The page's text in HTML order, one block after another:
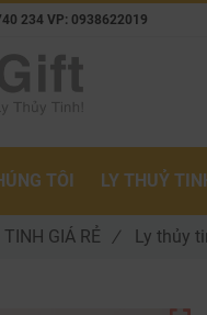
GIÁ RẺ / Ly thủy
234 VP: 0938622019
TÔI LY THUỶ